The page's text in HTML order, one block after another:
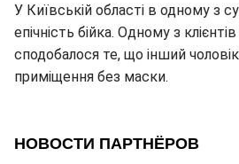
У Київській області в одному з
епічність бійка. Одному з
сподобалося те, що інший
приміщення без маски.